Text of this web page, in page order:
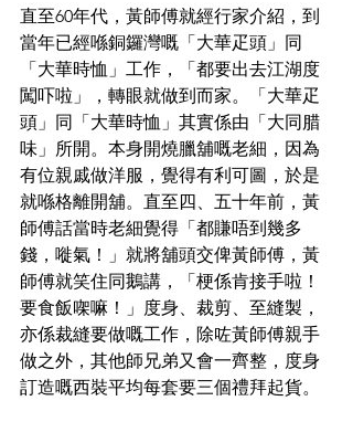
直至60年代，黃師傅就經行家介紹，到
當年已經喺銅鑼灣嘅「大華疋頭」同
「大華時恤」工作，「都要出去江湖度
闖吓啦」，轉眼就做到而家。「大華疋
頭」同「大華時恤」其實係由「大同腊
味」所開。本身開燒臘舖嘅老細，因為
有位親戚做洋服，覺得有利可圖，於是
就喺格離開舖。直至四、五十年前，黃
師傅話當時老細覺得「都賺唔到幾多
錢，嘥氣！」就將舖頭交俾黃師傅，黃
師傅就笑住同鵝講，「梗係肯接手啦！
要食飯㗎嘛！」度身、裁剪、至縫製，
亦係裁縫要做嘅工作，除咗黃師傅親手
做之外，其他師兄弟又會一齊整，度身
訂造嘅西裝平均每套要三個禮拜起貨。